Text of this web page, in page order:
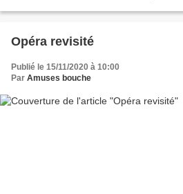
Opéra revisité
Publié le 15/11/2020 à 10:00
Par Amuses bouche